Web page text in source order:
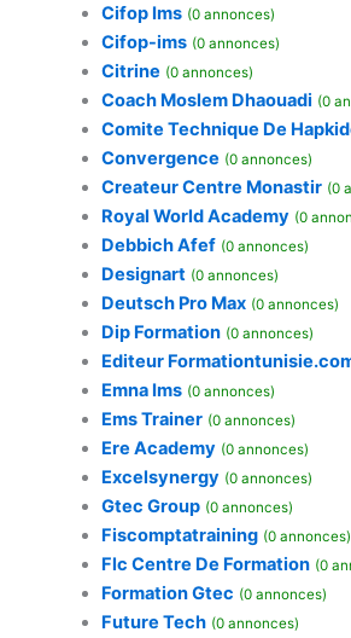
Cifop Ims (0 annonces)
Cifop-ims (0 annonces)
Citrine (0 annonces)
Coach Moslem Dhaouadi (0
Comite Technique De
Convergence (0 annonces)
Createur Centre Monastir (0
Royal World Academy (0
Debbich Afef (0 annonces)
Designart (0 annonces)
Deutsch Pro Max (0 annonces)
Dip Formation (0 annonces)
Editeur
Emna Ims (0 annonces)
Ems Trainer (0 annonces)
Ere Academy (0 annonces)
Excelsynergy (0 annonces)
Gtec Group (0 annonces)
Fiscomptatraining (0 annonces)
Flc Centre De Formation (0
Formation Gtec (0 annonces)
Future Tech (0 annonces)